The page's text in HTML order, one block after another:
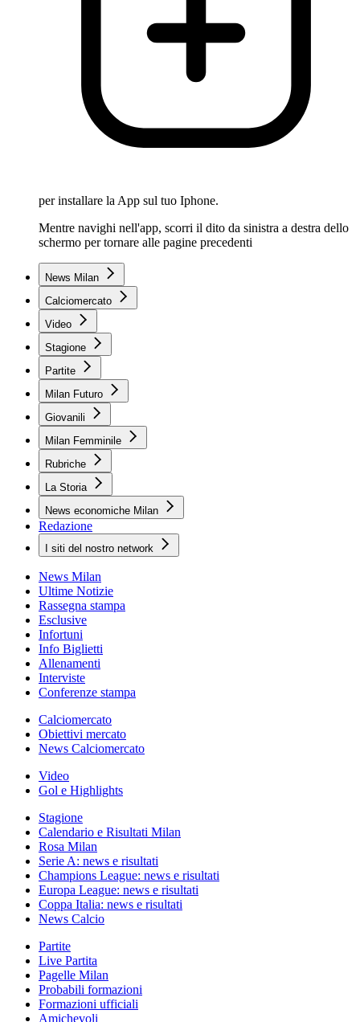
per installare la App sul tuo Iphone.
Mentre navighi nell'app, scorri il dito da sinistra a destra dello
schermo per tornare alle pagine precedenti
News Milan
Calciomercato
Video
Stagione
Partite
Milan Futuro
Giovanili
Milan Femminile
Rubriche
La Storia
News economiche Milan
Redazione
I siti del nostro network
News Milan
Ultime Notizie
Rassegna stampa
Esclusive
Infortuni
Info Biglietti
Allenamenti
Interviste
Conferenze stampa
Calciomercato
Obiettivi mercato
News Calciomercato
Video
Gol e Highlights
Stagione
Calendario e Risultati Milan
Rosa Milan
Serie A: news e risultati
Champions League: news e risultati
Europa League: news e risultati
Coppa Italia: news e risultati
News Calcio
Partite
Live Partita
Pagelle Milan
Probabili formazioni
Formazioni ufficiali
Amichevoli